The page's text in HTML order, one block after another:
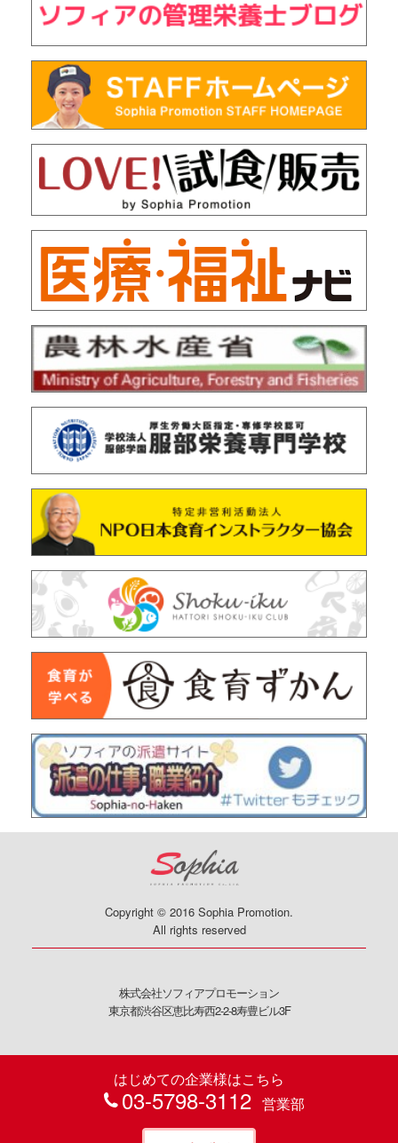
Copyright © 2016 Sophia Promotion.
All rights reserved
株式会社ソフィアプロモーション
東京都渋谷区恵比寿西2-2-8寿豊ビル3F
はじめての企業様はこちら
03-5798-3112 営業部